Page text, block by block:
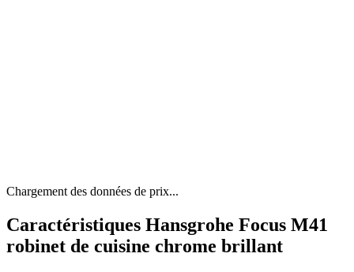
Chargement des données de prix...
Caractéristiques Hansgrohe Focus M41
robinet de cuisine chrome brillant